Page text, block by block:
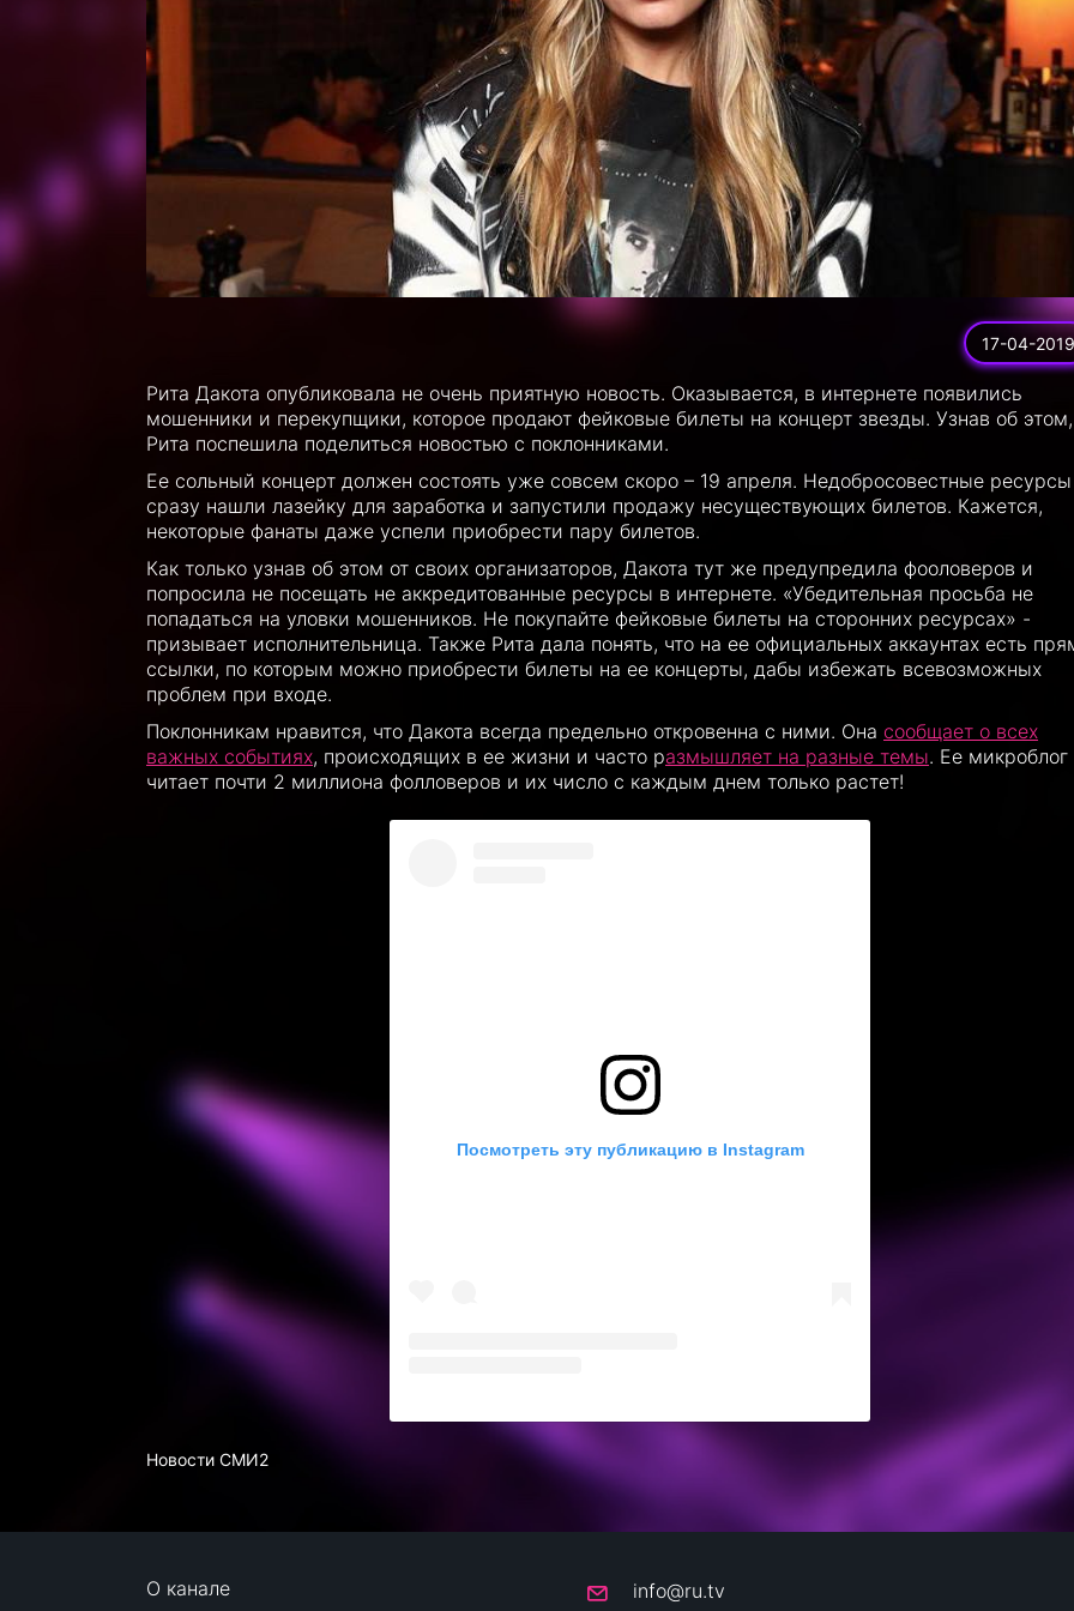
17-04-2019
Рита Дакота опубликовала не очень приятную новость. Оказывается, в интернете появились
мошенники и перекупщики, которое продают фейковые билеты на концерт звезды. Узнав об этом,
Рита поспешила поделиться новостью с поклонниками.
Ее сольный концерт должен состоять уже совсем скоро – 19 апреля. Недобросовестные ресурсы
сразу нашли лазейку для заработка и запустили продажу несуществующих билетов. Кажется,
некоторые фанаты даже успели приобрести пару билетов.
Как только узнав об этом от своих организаторов, Дакота тут же предупредила фооловеров и
попросила не посещать не аккредитованные ресурсы в интернете. «Убедительная просьба не
попадаться на уловки мошенников. Не покупайте фейковые билеты на сторонних ресурсах» -
призывает исполнительница. Также Рита дала понять, что на ее официальных аккаунтах есть
ссылки, по которым можно приобрести билеты на ее концерты, дабы избежать всевозможных
проблем при входе.
Поклонникам нравится, что Дакота всегда предельно откровенна с ними. Она сообщает о всех
важных событиях, происходящих в ее жизни и часто размышляет на разные темы. Ее микроблог
читает почти 2 миллиона фолловеров и их число с каждым днем только растет!
Посмотреть эту публикацию в Instagram
Новости СМИ2
О канале info@ru.tv